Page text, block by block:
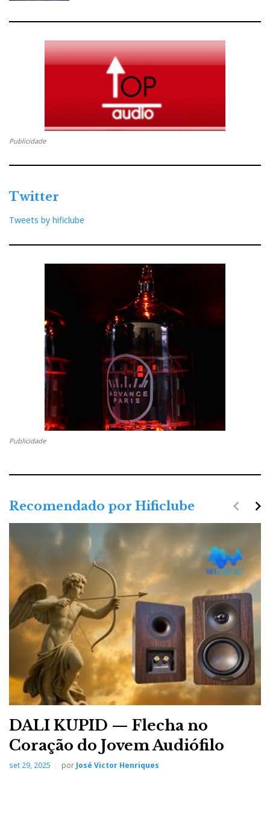
Publicidade
Twitter
Tweets by hificlube
Publicidade
Recomendado por Hificlube
DALI KUPID — Flecha no
Coração do Jovem Audiófilo
set 29, 2025 por José Victor Henriques
navigate_next
navigate_before